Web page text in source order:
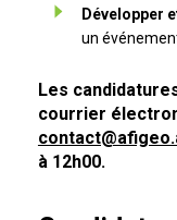
Développer
un
Les
courrier
à 12h00.